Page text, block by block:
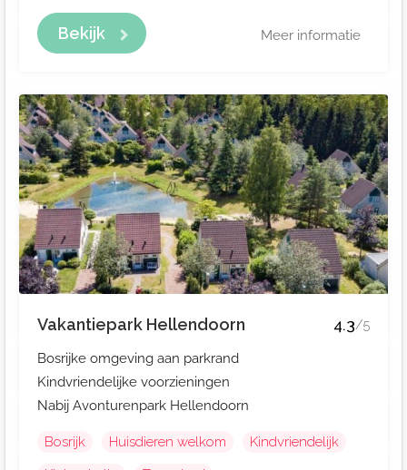
Bekijk Meer informatie
Vakantiepark Hellendoorn 4.3/5
Bosrijke omgeving aan parkrand
Kindvriendelijke voorzieningen
Nabij Avonturenpark Hellendoorn
Bosrijk Huisdieren welkom
Kindvriendelijk